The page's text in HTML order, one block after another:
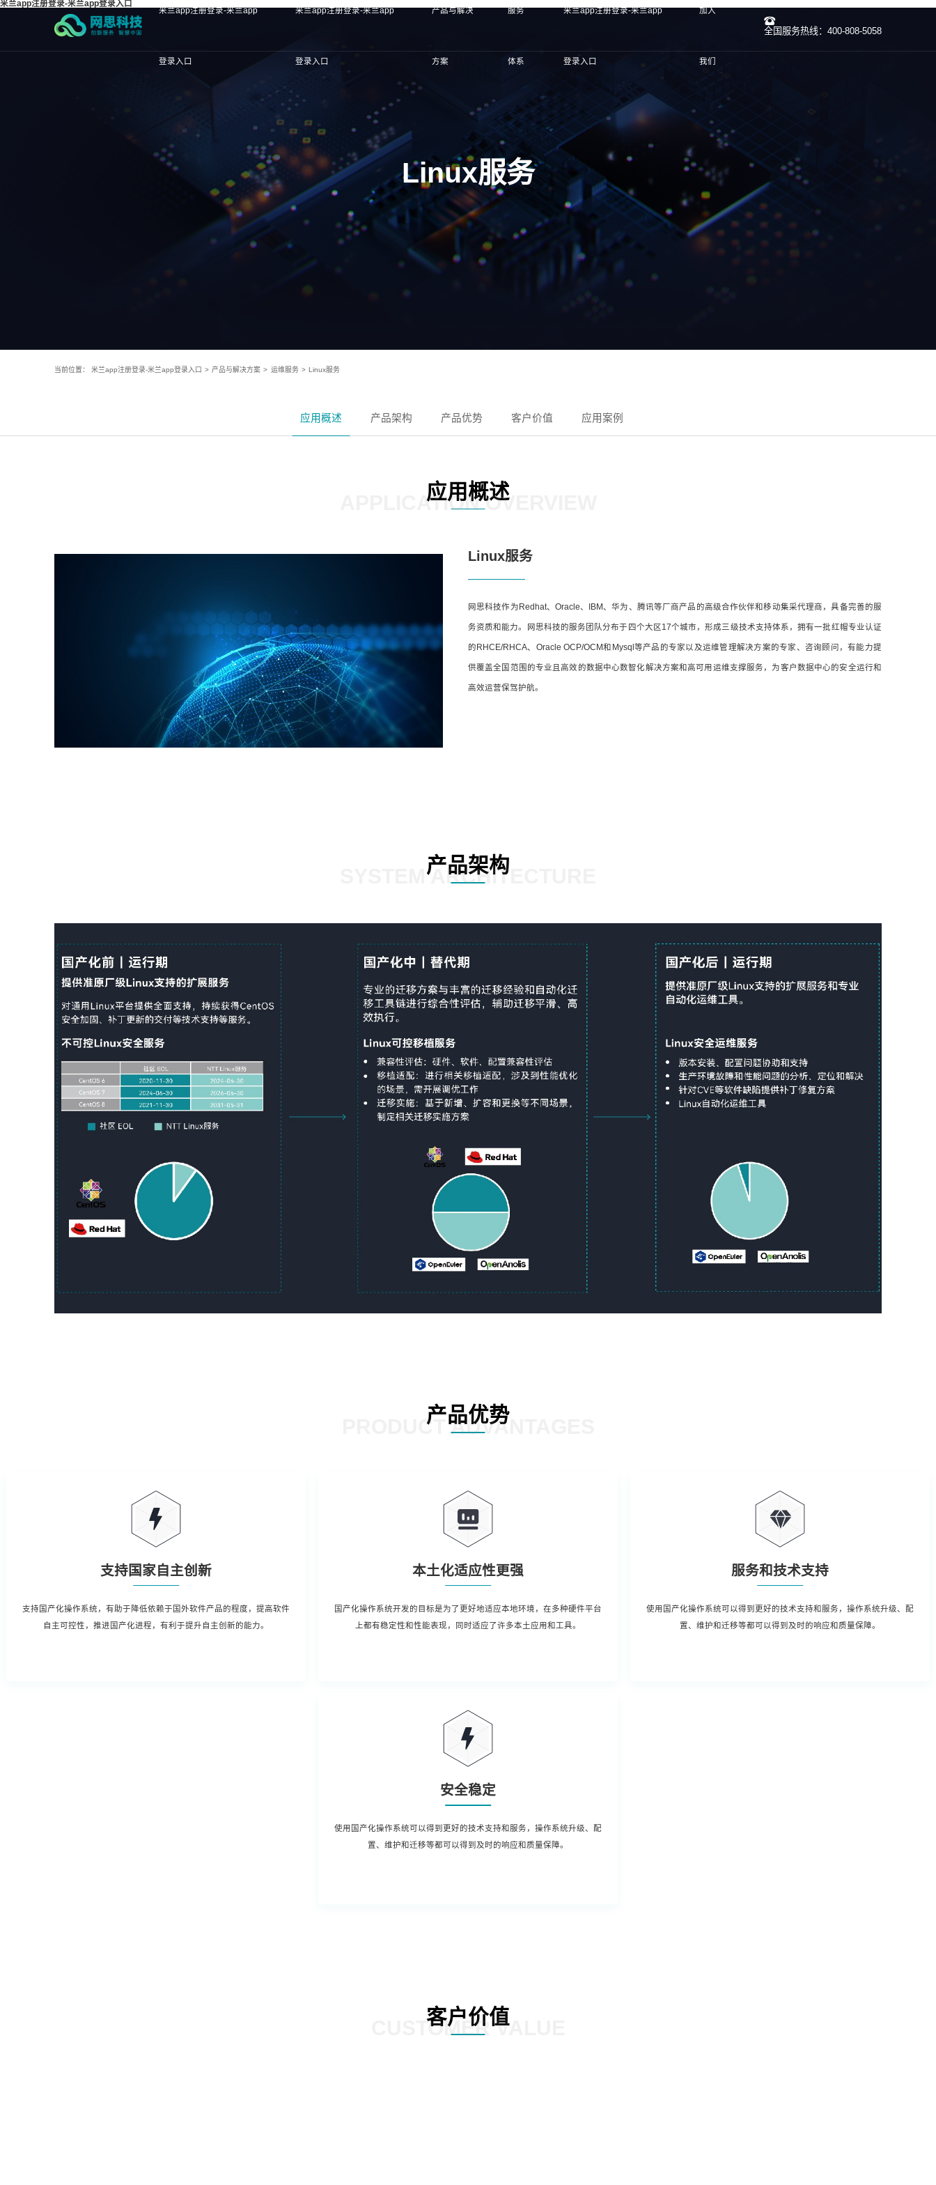
米兰app注册登录-米兰app登录入口
米兰app注册登录-米兰app
登录入口
米兰app注册登录-米兰app
登录入口
产品与解决
方案
服务
体系
米兰app注册登录-米兰app
登录入口
加入
我们
全国服务热线：400-808-5058
Linux服务
当前位置： 米兰app注册登录-米兰app登录入口 > 产品与解决方案 > 运维服务 > Linux服务
应用概述 产品架构 产品优势 客户价值 应用案例
应用概述
APPLICATION OVERVIEW
Linux服务
网思科技作为Redhat、Oracle、IBM、华为、腾讯等厂商产品的高级合作伙伴和移动集采代理商，具备完善的服
务资质和能力。网思科技的服务团队分布于四个大区17个城市，形成三级技术支持体系，拥有一批红帽专业认证
的RHCE/RHCA、Oracle OCP/OCM和Mysql等产品的专家以及运维管理解决方案的专家、咨询顾问，有能力提
供覆盖全国范围的专业且高效的数据中心数智化解决方案和高可用运维支撑服务，为客户数据中心的安全运行和
高效运营保驾护航。
产品架构
SYSTEM ARCHITECTURE
产品优势
PRODUCT ADVANTAGES
支持国家自主创新
支持国产化操作系统，有助于降低依赖于国外软件产品的程度，提高软件
自主可控性，推进国产化进程，有利于提升自主创新的能力。
本土化适应性更强
国产化操作系统开发的目标是为了更好地适应本地环境，在多种硬件平台
上都有稳定性和性能表现，同时适应了许多本土应用和工具。
服务和技术支持
使用国产化操作系统可以得到更好的技术支持和服务，操作系统升级、配
置、维护和迁移等都可以得到及时的响应和质量保障。
安全稳定
使用国产化操作系统可以得到更好的技术支持和服务，操作系统升级、配
置、维护和迁移等都可以得到及时的响应和质量保障。
客户价值
CUSTOMER VALUE